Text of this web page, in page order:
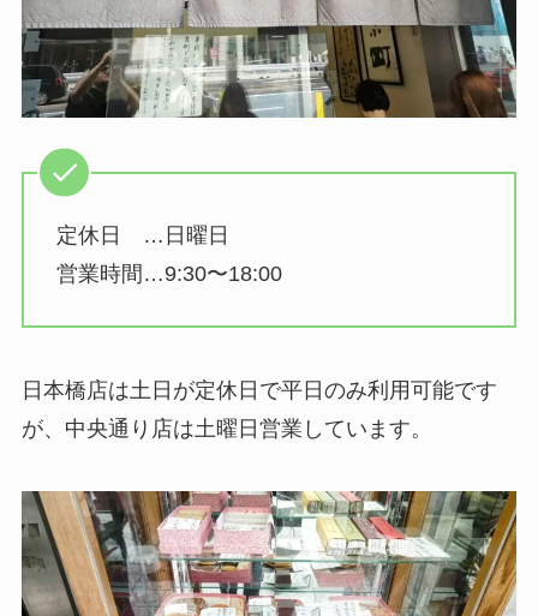
定休日 …日曜日
営業時間…9:30〜18:00
日本橋店は土日が定休日で平日のみ利用可能です
が、中央通り店は土曜日営業しています。